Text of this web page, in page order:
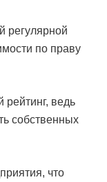
регулярной
по праву
ведь
собственных
что